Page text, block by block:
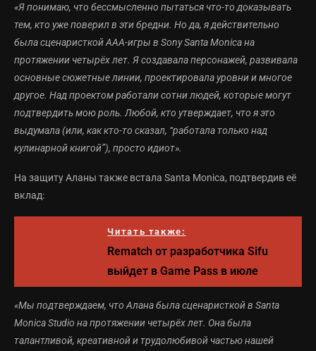
«Я понимаю, что бессмысленно пытаться что-то доказывать
тем, кто уже поверил в эти бредни. Но да, я действительно
была сценаристкой AAA-игры в Sony Santa Monica на
протяжении четырёх лет. Я создавала персонажей, развивала
основные сюжетные линии, проектировала уровни и многое
другое. Над проектом работали сотни людей, которые могут
подтвердить мою роль. Любой, кто утверждает, что я это
выдумала (или, как кто-то сказал, “работала только над
кулинарной книгой”), просто идиот».
На защиту Аланы также встала Santa Monica, подтвердив её
вклад:
Читать также:
Rematch от разработчика Sifu
выйдет в Game Pass в июле
«Мы подтверждаем, что Алана была сценаристкой в Santa
Monica Studio на протяжении четырёх лет. Она была
талантливой, креативной и трудолюбивой частью нашей